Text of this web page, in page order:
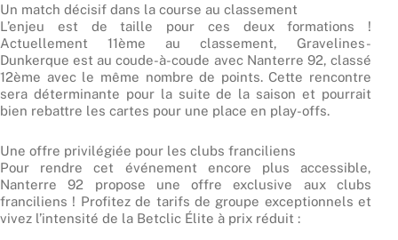
Un match décisif dans la course au classement
L’enjeu est de taille pour ces deux formations !
Actuellement 11ème au classement, Gravelines-
Dunkerque est au coude-à-coude avec Nanterre 92, classé
12ème avec le même nombre de points. Cette rencontre
sera déterminante pour la suite de la saison et pourrait
bien rebattre les cartes pour une place en play-offs.
Une offre privilégiée pour les clubs franciliens
Pour rendre cet événement encore plus accessible,
Nanterre 92 propose une offre exclusive aux clubs
franciliens ! Profitez de tarifs de groupe exceptionnels et
vivez l’intensité de la Betclic Élite à prix réduit :